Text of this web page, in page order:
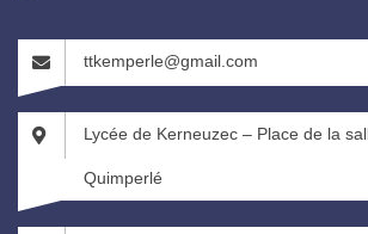
ttkemperle@gmail.com
Lycée de Kerneuzec – Place de la
Quimperlé